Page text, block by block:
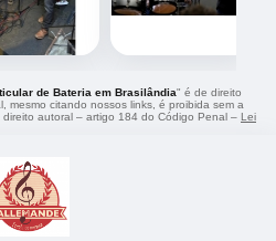
de Bateria em Brasilândia" é de direito
mesmo citando nossos links, é proibida sem a
autoral – artigo 184 do Código Penal – Lei